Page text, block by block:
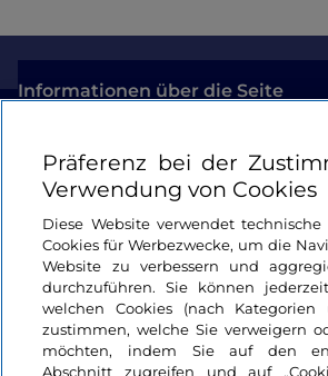
Informationen über die Seite
Nützliche Links
Login
Bleiben wir in Kontakt
Präferenz bei der
Verwendung von Cookies
Diese Website verwendet
Cookies für Werbezwecke, um die
Website zu verbessern und
durchzuführen. Sie können
welchen Cookies (nach Kategorien
zustimmen, welche Sie verweigern
möchten, indem Sie auf den
Abschnitt zugreifen und auf